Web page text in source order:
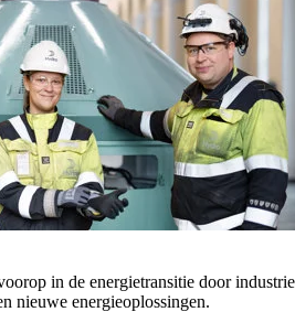
in de energietransitie door
nieuwe energieoplossingen.